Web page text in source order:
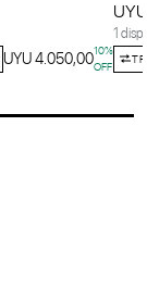
UYU 4.050,0010%
OFF
1